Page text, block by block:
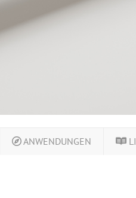
ANWENDUNGEN